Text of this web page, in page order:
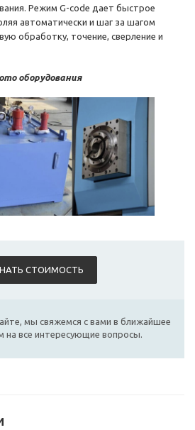
Режим G-code дает быстрое
автоматически и шаг за шагом
обработку, точение, сверление и
оборудования
СТОИМОСТЬ
мы свяжемся с вами в ближайшее
на все интересующие вопросы.